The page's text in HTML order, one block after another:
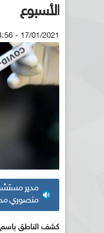
الأسبوع
17/01/2021 - 14:56
مدير
منصوري
كشف الناطق باسم